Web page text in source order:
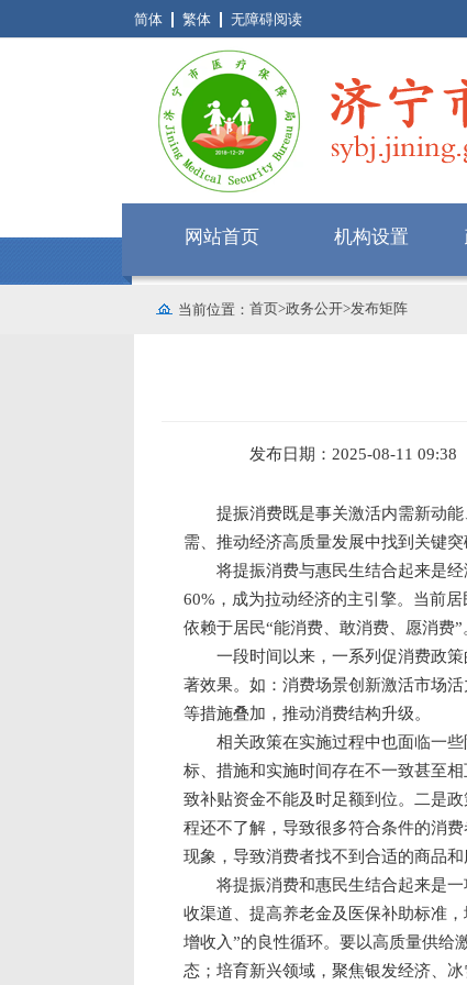
简体 繁体 无障碍阅读
网站首页 机构设置
当前位置： 首页>政务公开>发布矩阵
发布日期：2025-08-11 09:38
提振消费既是事关激活内需新动
需、推动经济高质量发展中找到关键突
将提振消费与惠民生结合起来是
60%，成为拉动经济的主引擎。当前
依赖于居民“能消费、敢消费、愿消费
一段时间以来，一系列促消费政
著效果。如：消费场景创新激活市场
等措施叠加，推动消费结构升级。
相关政策在实施过程中也面临一
标、措施和实施时间存在不一致甚至
致补贴资金不能及时足额到位。二是
程还不了解，导致很多符合条件的消
现象，导致消费者找不到合适的商品
将提振消费和惠民生结合起来是
收渠道、提高养老金及医保补助标准
增收入”的良性循环。要以高质量供给
态；培育新兴领域，聚焦银发经济、